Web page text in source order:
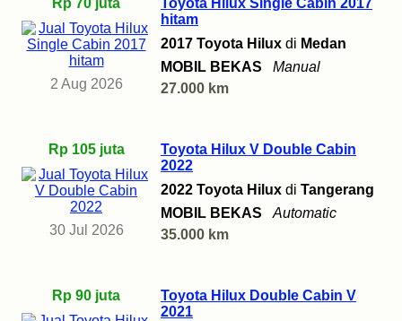
Rp 70 juta
2 Aug 2026
Toyota Hilux Single Cabin 2017
hitam
2017 Toyota Hilux di Medan
MOBIL BEKAS
Manual
27.000 km
Rp 105 juta
30 Jul 2026
Toyota Hilux V Double Cabin
2022
2022 Toyota Hilux di Tangerang
MOBIL BEKAS
Automatic
35.000 km
Rp 90 juta
Toyota Hilux Double Cabin V
2021